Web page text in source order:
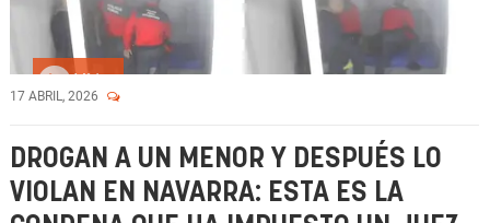
17 ABRIL, 2026
DROGAN A UN MENOR Y DESPUÉS LO
VIOLAN EN NAVARRA: ESTA ES LA